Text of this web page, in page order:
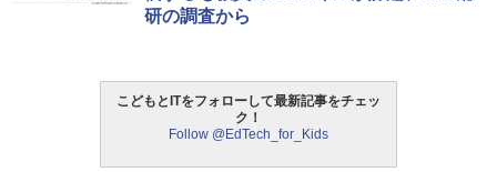
研の調査から
こどもとITをフォローして最新記事をチェッ
ク！
Follow @EdTech_for_Kids